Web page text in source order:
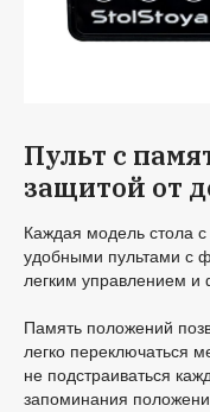
Пульт с
защитой от
Каждая модель стола с
удобными пультами с
легким управлением и
Память положений
легко переключаться
не подстраиваться
запоминания